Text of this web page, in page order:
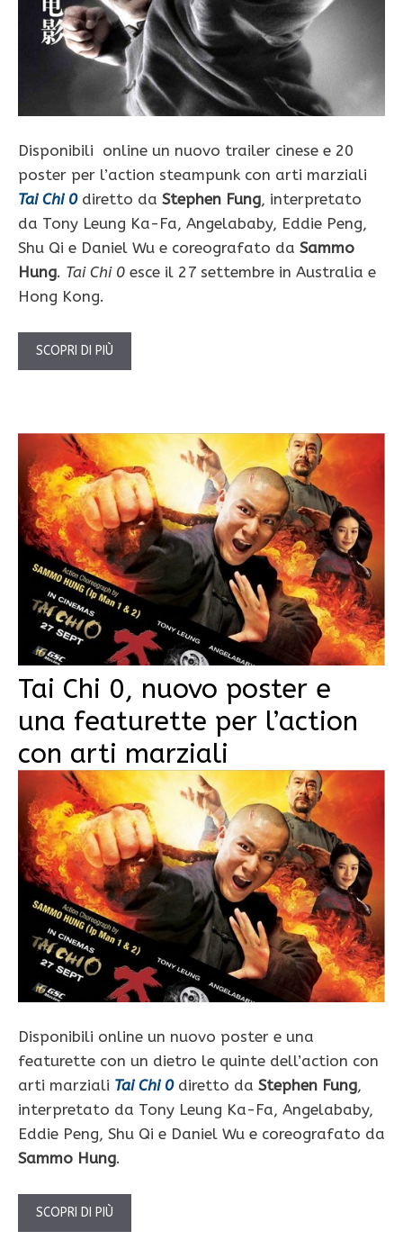
Disponibili online un nuovo trailer cinese e 20
poster per l’action steampunk con arti marziali
Tai Chi 0diretto da Stephen Fung, interpretato
da Tony Leung Ka-Fa, Angelababy, Eddie Peng,
Shu Qi e Daniel Wu e coreografato da Sammo
Hung. Tai Chi 0 esce il 27 settembre in Australia e
Hong Kong.
SCOPRI DI PIÙ
Tai Chi 0, nuovo poster e
una featurette per l’action
con arti marziali
Disponibili online un nuovo poster e una
featurette con un dietro le quinte dell’action con
arti marziali Tai Chi 0diretto da Stephen Fung,
interpretato da Tony Leung Ka-Fa, Angelababy,
Eddie Peng, Shu Qi e Daniel Wu e coreografato da
Sammo Hung.
SCOPRI DI PIÙ